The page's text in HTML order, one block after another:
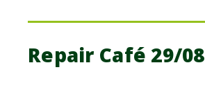
Repair Café 29/08